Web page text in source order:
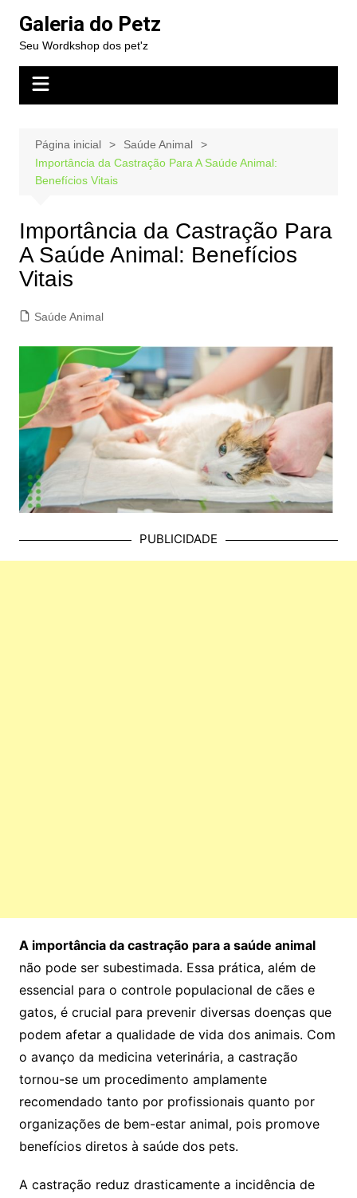
para
conteúdo
Galeria do Petz
Seu Wordkshop dos pet'z
Página inicial
Saúde Animal
Importância da Castração Para A Saúde Animal:
Benefícios Vitais
Importância da Castração Para
A Saúde Animal: Benefícios
Vitais
Saúde Animal
PUBLICIDADE
A importância da castração para a saúde animal
não pode ser subestimada. Essa prática, além de
essencial para o controle populacional de cães e
gatos, é crucial para prevenir diversas doenças que
podem afetar a qualidade de vida dos animais. Com
o avanço da medicina veterinária, a castração
tornou-se um procedimento amplamente
recomendado tanto por profissionais quanto por
organizações de bem-estar animal, pois promove
benefícios diretos à saúde dos pets.
A castração reduz drasticamente a incidência de